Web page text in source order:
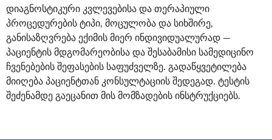
დიაგნოსტიკური კვლევებისა და თერაპიული
პროცედურების ტიპი, მოცულობა და სიხშირე,
განისაზღვრება ექიმის მიერ ინდივიდუალურად —
პაციენტის მდგომარეობისა და შესაბამისი სამედიცინო
ჩვენებების შეფასების საფუძველზე. გადაწყვეტილება
მიიღება პაციენტთან კონსულტაციის შედეგად. ტესტის
შეძენამდე გაეცანით მის მომზადების ინსტრუქციებს.